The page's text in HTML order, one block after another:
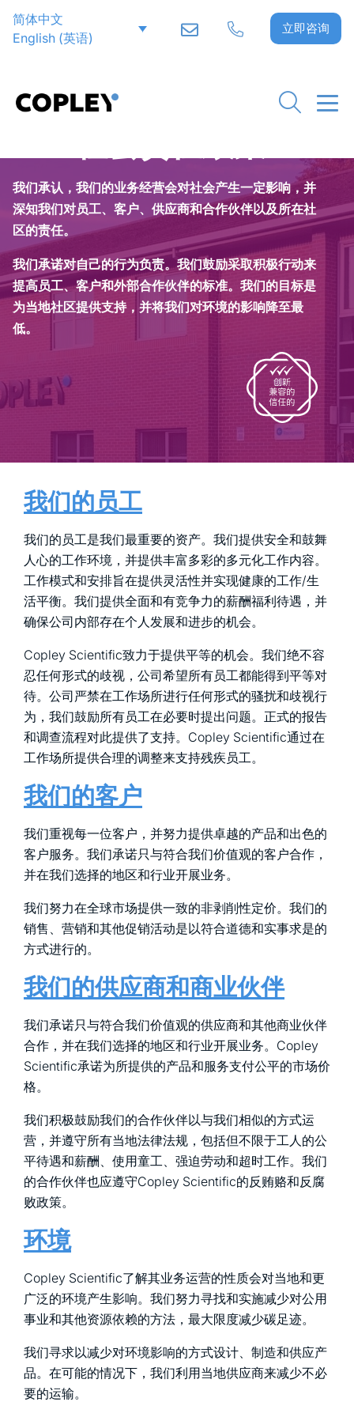
简体中文
English(英语)
立即咨询
我们承认，我们的业务经营会对社会产生一定影响，并
深知我们对员工、客户、供应商和合作伙伴以及所在社
区的责任。
我们承诺对自己的行为负责。我们鼓励采取积极行动来
提高员工、客户和外部合作伙伴的标准。我们的目标是
为当地社区提供支持，并将我们对环境的影响降至最
低。
我们的员工
我们的员工是我们最重要的资产。我们提供安全和鼓舞
人心的工作环境，并提供丰富多彩的多元化工作内容。
工作模式和安排旨在提供灵活性并实现健康的工作/生
活平衡。我们提供全面和有竞争力的薪酬福利待遇，并
确保公司内部存在个人发展和进步的机会。
Copley Scientific致力于提供平等的机会。我们绝不容
忍任何形式的歧视，公司希望所有员工都能得到平等对
待。公司严禁在工作场所进行任何形式的骚扰和歧视行
为，我们鼓励所有员工在必要时提出问题。正式的报告
和调查流程对此提供了支持。Copley Scientific通过在
工作场所提供合理的调整来支持残疾员工。
我们的客户
我们重视每一位客户，并努力提供卓越的产品和出色的
客户服务。我们承诺只与符合我们价值观的客户合作，
并在我们选择的地区和行业开展业务。
我们努力在全球市场提供一致的非剥削性定价。我们的
销售、营销和其他促销活动是以符合道德和实事求是的
方式进行的。
我们的供应商和商业伙伴
我们承诺只与符合我们价值观的供应商和其他商业伙伴
合作，并在我们选择的地区和行业开展业务。Copley
Scientific承诺为所提供的产品和服务支付公平的市场价
格。
我们积极鼓励我们的合作伙伴以与我们相似的方式运
营，并遵守所有当地法律法规，包括但不限于工人的公
平待遇和薪酬、使用童工、强迫劳动和超时工作。我们
的合作伙伴也应遵守Copley Scientific的反贿赂和反腐
败政策。
环境
Copley Scientific了解其业务运营的性质会对当地和更
广泛的环境产生影响。我们努力寻找和实施减少对公用
事业和其他资源依赖的方法，最大限度减少碳足迹。
我们寻求以减少对环境影响的方式设计、制造和供应产
品。在可能的情况下，我们利用当地供应商来减少不必
要的运输。